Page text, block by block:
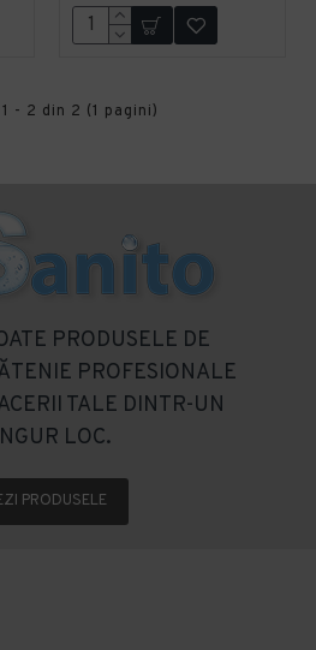
- 2 din 2 (1 pagini)
PRODUSELE DE
PROFESIONALE
TALE DINTR-UN
LOC.
PRODUSELE